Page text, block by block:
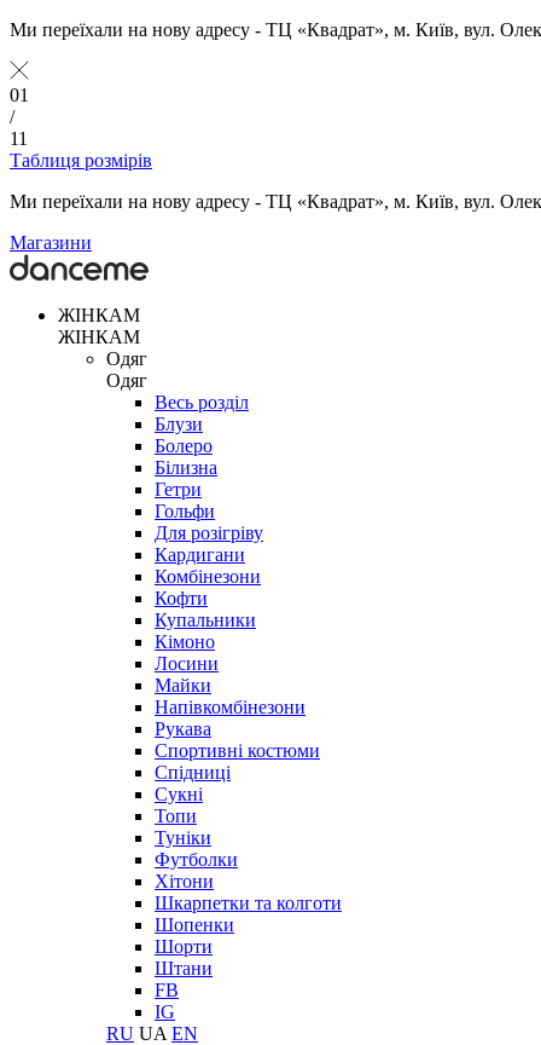
Ми переїхали на нову адресу - ТЦ «Квадрат», м. Київ, вул.
01
/
11
Таблиця розмірів
Ми переїхали на нову адресу - ТЦ «Квадрат», м. Київ, вул.
Магазини
ЖІНКАМ
ЖІНКАМ
Одяг
Одяг
Весь розділ
Блузи
Болеро
Білизна
Гетри
Гольфи
Для розігріву
Кардигани
Комбінезони
Кофти
Купальники
Кімоно
Лосини
Майки
Напівкомбінезони
Рукава
Спортивні костюми
Спідниці
Сукні
Топи
Туніки
Футболки
Хітони
Шкарпетки та колготи
Шопенки
Шорти
Штани
FB
IG
RU UA EN